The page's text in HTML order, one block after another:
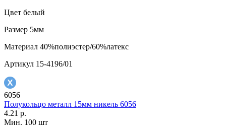
Цвет белый
Размер 5мм
Материал 40%полиэстер/60%латекс
Артикул 15-4196/01
6056
Полукольцо металл 15мм никель 6056
4.21 р.
Мин. 100 шт